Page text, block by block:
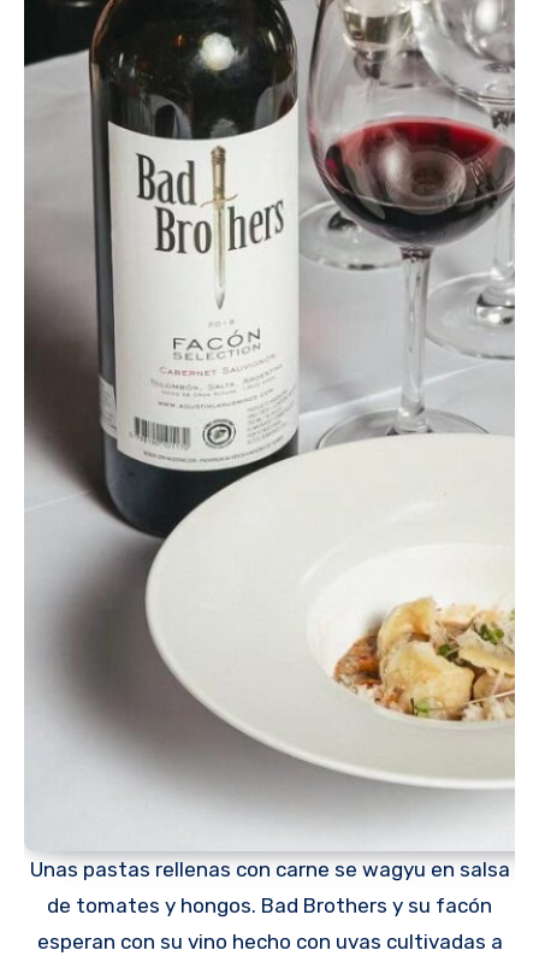
Unas pastas rellenas con carne se wagyu en salsa
de tomates y hongos. Bad Brothers y su facón
esperan con su vino hecho con uvas cultivadas a